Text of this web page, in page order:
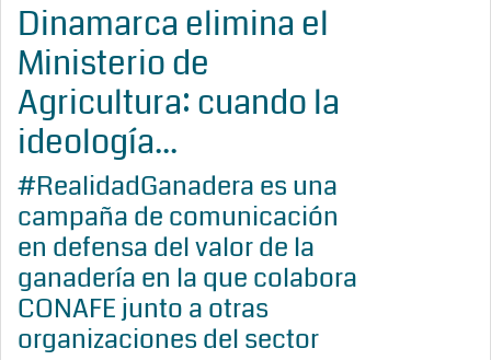
Dinamarca elimina el
Ministerio de
Agricultura: cuando la
ideología...
#RealidadGanadera es una
campaña de comunicación
en defensa del valor de la
ganadería en la que colabora
CONAFE junto a otras
organizaciones del sector